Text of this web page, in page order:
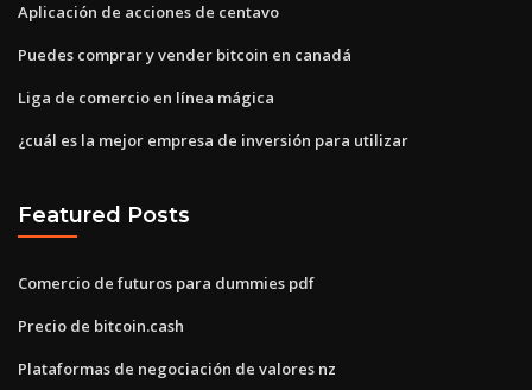
Aplicación de acciones de centavo
Puedes comprar y vender bitcoin en canadá
Liga de comercio en línea mágica
¿cuál es la mejor empresa de inversión para utilizar
Featured Posts
Comercio de futuros para dummies pdf
Precio de bitcoin.cash
Plataformas de negociación de valores nz